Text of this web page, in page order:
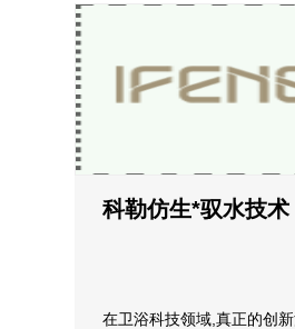
科勒仿生*驭水技
在卫浴科技领域,真正的创